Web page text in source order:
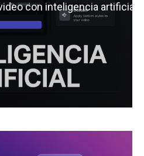
con inteligencia artificial